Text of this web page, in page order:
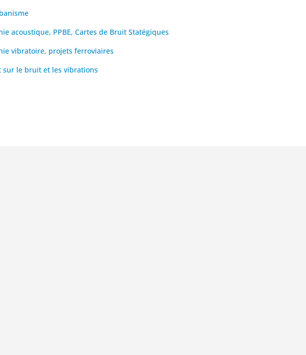
acoustique, PPBE, Cartes de Bruit Statégiques
vibratoire, projets ferroviaires
sur le bruit et les vibrations